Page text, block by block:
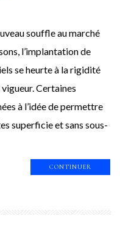
souffle au marché
l’implantation de
se heurte à la rigidité
Certaines
à l’idée de permettre
superficie et sans sous-
CONTINUER